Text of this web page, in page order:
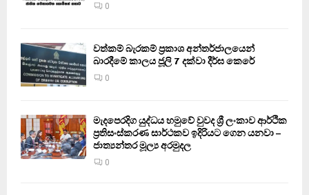
0
වත්කම් බැරකම් ප්‍රකාශ අන්තර්ජාලයෙන්
බාරදීමේ කාලය ජූලි 7 දක්වා දීර්ඝ කෙරේ
0
මැදපෙරදිග යුද්ධය හමුවේ වුවද ශ්‍රී ලංකාව ආර්ථික
ප්‍රතිසංස්කරණ සාර්ථකව ඉදිරියට ගෙන යනවා –
ජාත්‍යන්තර මූල්‍ය අරමුදල
0